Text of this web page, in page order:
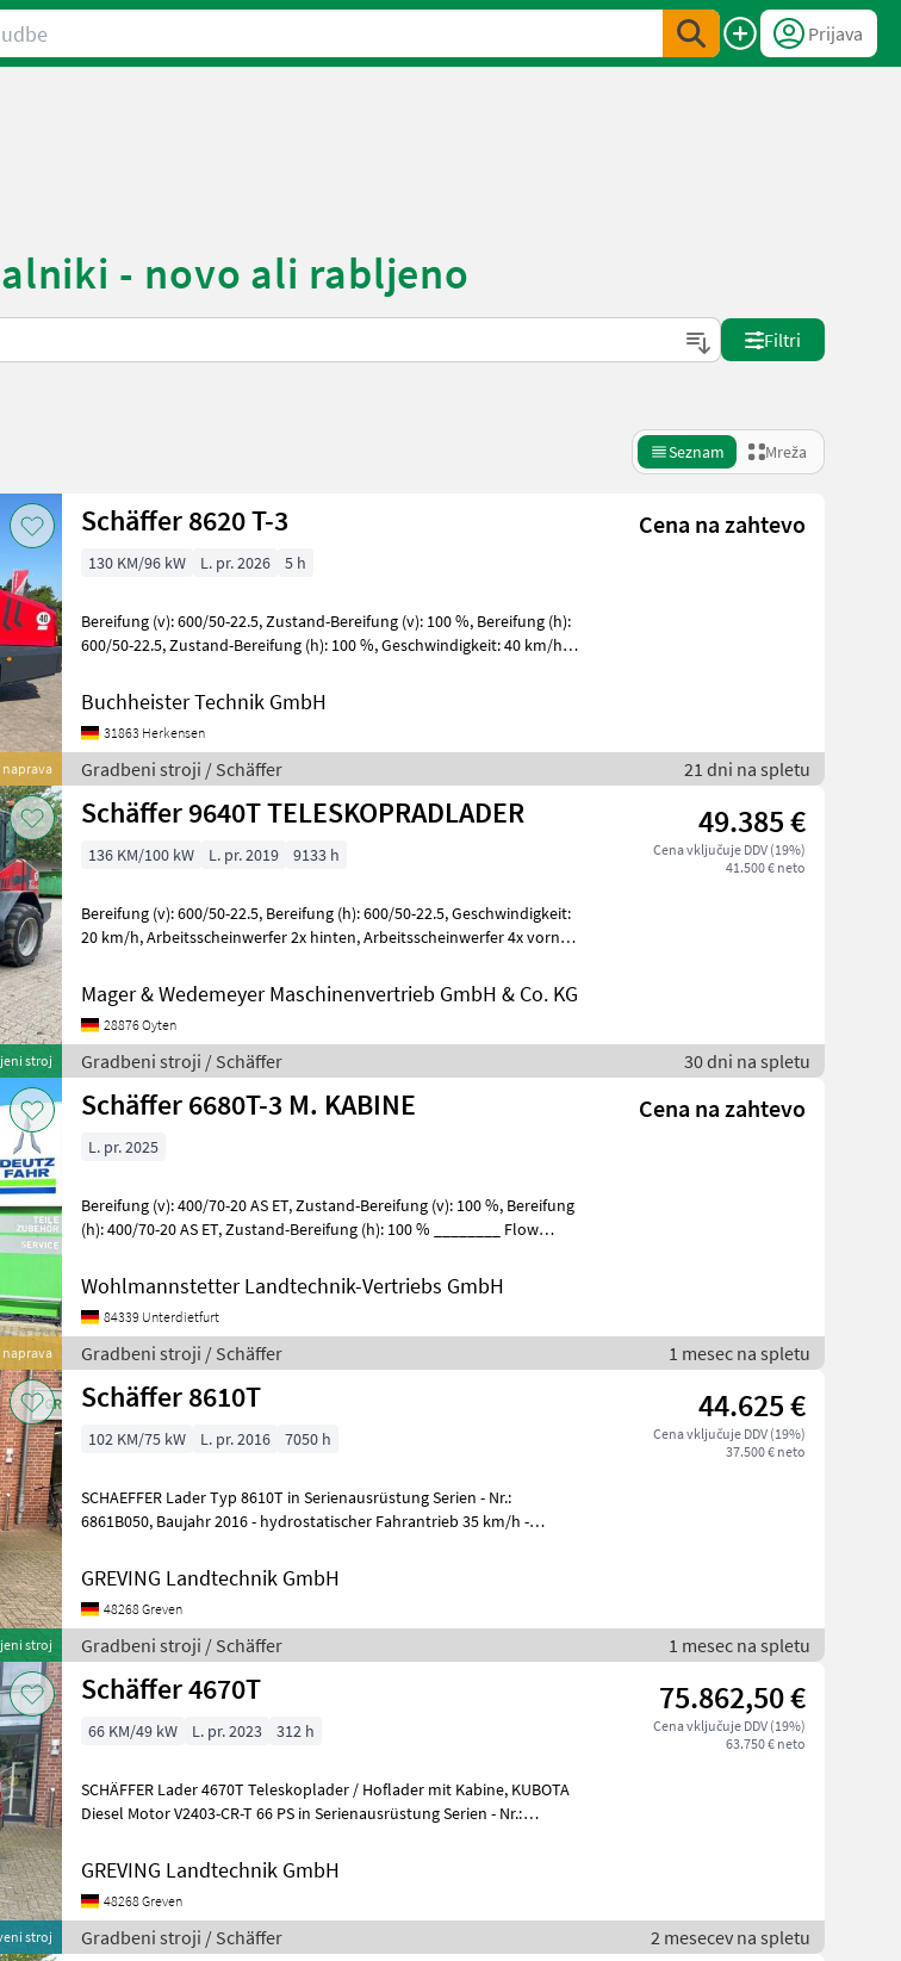
Prijava
- novo ali rabljeno
Filtri
Seznam Mreža
naprava
Schäffer 8620 T-3 Cena na zahtevo
130 KM/96 kW L. pr. 2026 5 h
Bereifung (v): 600/50-22.5, Zustand-Bereifung (v): 100 %, Bereifung (h):
600/50-22.5, Zustand-Bereifung (h): 100 %, Geschwindigkeit: 40 km/h,
Buchheister Technik GmbH
31863 Herkensen
Gradbeni stroji / Schäffer 21 dni na spletu
stroj
Schäffer 9640T TELESKOPRADLADER 49.385 €
Cena vključuje DDV (19%)
41.500 € neto
136 KM/100 kW L. pr. 2019 9133 h
Bereifung (v): 600/50-22.5, Bereifung (h): 600/50-22.5, Geschwindigkeit:
20 km/h, Arbeitsscheinwerfer 2x hinten, Arbeitsscheinwerfer 4x vorn,
Mager & Wedemeyer Maschinenvertrieb GmbH & Co. KG
28876 Oyten
Gradbeni stroji / Schäffer 30 dni na spletu
naprava
Schäffer 6680T-3 M. KABINE Cena na zahtevo
L. pr. 2025
Bereifung (v): 400/70-20 AS ET, Zustand-Bereifung (v): 100 %, Bereifung
(h): 400/70-20 AS ET, Zustand-Bereifung (h): 100 % ________ Flow
Wohlmannstetter Landtechnik-Vertriebs GmbH
84339 Unterdietfurt
Gradbeni stroji / Schäffer 1 mesec na spletu
stroj
Schäffer 8610T 44.625 €
Cena vključuje DDV (19%)
37.500 € neto
102 KM/75 kW L. pr. 2016 7050 h
SCHAEFFER Lader Typ 8610T in Serienausrüstung Serien - Nr.:
6861B050, Baujahr 2016 - hydrostatischer Fahrantrieb 35 km/h -
GREVING Landtechnik GmbH
48268 Greven
Gradbeni stroji / Schäffer 1 mesec na spletu
stroj
Schäffer 4670T 75.862,50 €
Cena vključuje DDV (19%)
63.750 € neto
66 KM/49 kW L. pr. 2023 312 h
SCHÄFFER Lader 4670T Teleskoplader / Hoflader mit Kabine, KUBOTA
Diesel Motor V2403-CR-T 66 PS in Serienausrüstung Serien - Nr.:
GREVING Landtechnik GmbH
48268 Greven
Gradbeni stroji / Schäffer 2 mesecev na spletu